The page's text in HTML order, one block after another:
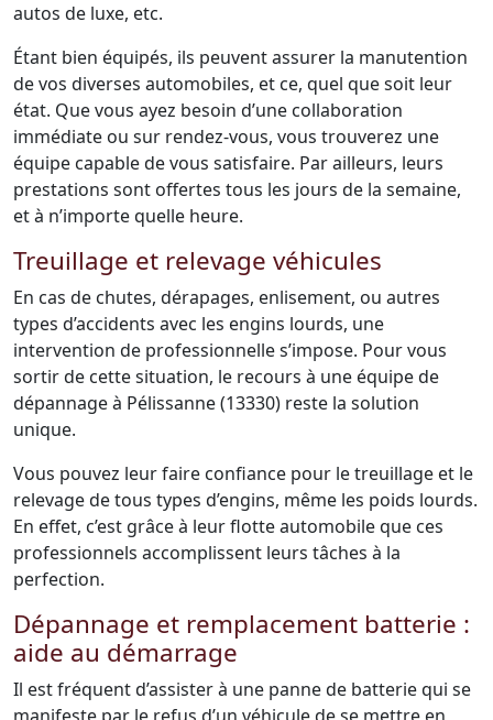
autos de luxe, etc.
Étant bien équipés, ils peuvent assurer la manutention
de vos diverses automobiles, et ce, quel que soit leur
état. Que vous ayez besoin d’une collaboration
immédiate ou sur rendez-vous, vous trouverez une
équipe capable de vous satisfaire. Par ailleurs, leurs
prestations sont offertes tous les jours de la semaine,
et à n’importe quelle heure.
Treuillage et relevage véhicules
En cas de chutes, dérapages, enlisement, ou autres
types d’accidents avec les engins lourds, une
intervention de professionnelle s’impose. Pour vous
sortir de cette situation, le recours à une équipe de
dépannage à Pélissanne (13330) reste la solution
unique.
Vous pouvez leur faire confiance pour le treuillage et le
relevage de tous types d’engins, même les poids lourds.
En effet, c’est grâce à leur flotte automobile que ces
professionnels accomplissent leurs tâches à la
perfection.
Dépannage et remplacement batterie :
aide au démarrage
Il est fréquent d’assister à une panne de batterie qui se